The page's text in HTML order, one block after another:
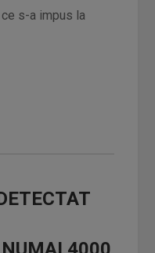
s-a impus la